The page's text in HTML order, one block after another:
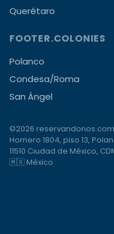
Querétaro
FOOTER.COLONIES
Polanco
Condesa/Roma
San Ángel
©2026 reservandonos.com
Homero 1804, piso 13,
11510 Ciudad de México,
🇲🇽 México